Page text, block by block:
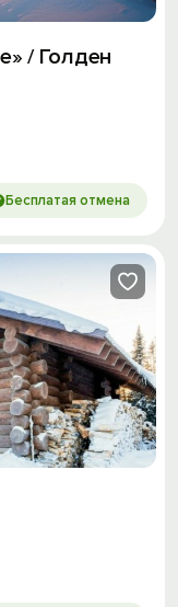
/ Голден
Бесплатая отмена